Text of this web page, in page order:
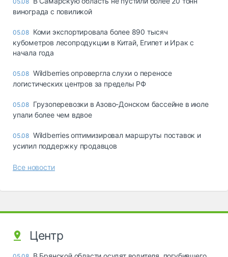
винограда с повиликой
05.08 Коми экспортировала более 890 тысяч
кубометров лесопродукции в Китай, Египет и Ирак с
начала года
05.08 Wildberries опровергла слухи о переносе
логистических центров за пределы РФ
05.08 Грузоперевозки в Азово-Донском бассейне в июле
упали более чем вдвое
05.08 Wildberries оптимизировал маршруты поставок и
усилил поддержку продавцов
Все новости
Центр